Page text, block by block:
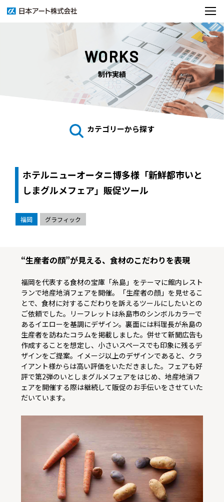
WORKS
制作実績
カテゴリーから探す
ホテルニューオータニ博多様「新鮮都市いと
しまグルメフェア」販促ツール
福岡 グラフィック
“生産者の顔”が見える、食材のこだわりを表現
福岡を代表する食材の宝庫「糸島」をテーマに館内レスト
ランで地産地消フェアを開催。「生産者の顔」を見せるこ
とで、食材に対するこだわりを訴えるツールにしたいとの
ご依頼でした。リーフレットは糸島市のシンボルカラーで
あるイエローを基調にデザイン。裏面には料理長が糸島の
生産者を訪ねたコラムを掲載しました。併せて新聞広告も
作成することを想定し、小さいスペースでも印象に残るデ
ザインをご提案。イメージ以上のデザインであると、クラ
イアント様からは高い評価をいただきました。フェアも好
評で第2弾のいとしまグルメフェアをはじめ、地産地消フ
ェアを開催する際は継続して販促のお手伝いをさせていた
だいています。